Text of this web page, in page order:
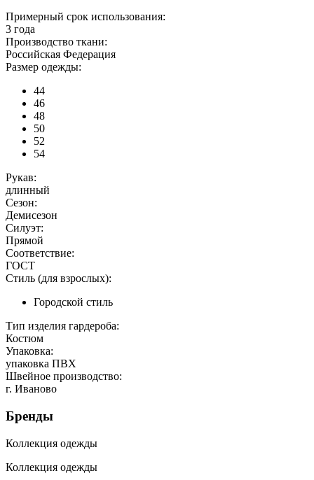
Примерный срок использования:
3 года
Производство ткани:
Российская Федерация
Размер одежды:
44
46
48
50
52
54
Рукав:
длинный
Сезон:
Демисезон
Силуэт:
Прямой
Соответствие:
ГОСТ
Стиль (для взрослых):
Городской стиль
Тип изделия гардероба:
Костюм
Упаковка:
упаковка ПВХ
Швейное производство:
г. Иваново
Бренды
Коллекция одежды
Коллекция одежды